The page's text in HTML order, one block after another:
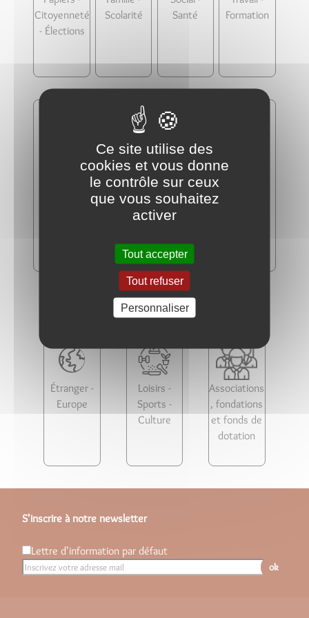
Citoyenneté
- Élections
Scolarité
Santé
Formation
Transports -
Argent -
ion
Étranger -
Europe
Loisirs -
Sports -
Culture
Associations
, fondations
et fonds de
dotation
S'inscrire à notre newsletter
Lettre d'information par défaut
ok
Ce site utilise des
cookies et vous donne
le contrôle sur ceux
que vous souhaitez
activer
Tout accepter
Tout refuser
Personnaliser